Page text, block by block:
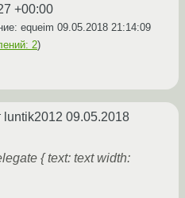
+00:00
equeim 09.05.2018 21:14:09
2)
luntik2012 09.05.2018
{ text: text width: